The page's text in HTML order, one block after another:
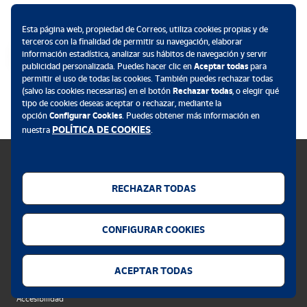
Política de cookies
Privacidad web
Accesibilidad
Esta página web, propiedad de Correos, utiliza cookies propias y de
terceros con la finalidad de permitir su navegación, elaborar
información estadística, analizar sus hábitos de navegación y servir
publicidad personalizada. Puedes hacer clic en Aceptar todaspara
permitir el uso de todas las cookies. También puedes rechazar todas
(salvo las cookies necesarias) en el botón Rechazar todas, o elegir qué
tipo de cookies deseas aceptar o rechazar, mediante la
opción Configurar Cookies. Puedes obtener más información en
nuestra POLÍTICA DE COOKIES.
RECHAZAR TODAS
CONFIGURAR COOKIES
ACEPTAR TODAS